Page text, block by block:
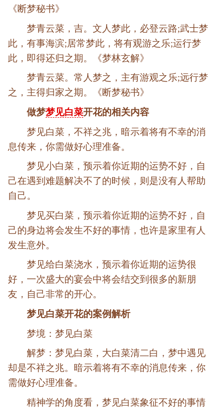
《断梦秘书》
梦青云菜，吉。文人梦此，必登云路;武士梦
此，有事海滨;居常梦此，将有观游之乐;运行梦
此，即得还归之期。《梦林玄解》
梦青云菜。常人梦之，主有游观之乐;远行梦
之，主得归家之期。《断梦秘书》
做梦梦见白菜开花的相关内容
梦见白菜，不祥之兆，暗示着将有不幸的消
息传来，你需做好心理准备。
梦见小白菜，预示着你近期的运势不好，自
己在遇到难题解决不了的时候，则是没有人帮助
自己。
梦见买白菜，预示着你近期的运势不好，自
己的身边将会发生不好的事情，也许是家里有人
发生意外。
梦见给白菜浇水，预示着你近期的运势很
好，一次盛大的宴会中将会结交到很多的新朋
友，自己非常的开心。
梦见白菜开花的案例解析
梦境：梦见白菜
解梦：梦见白菜，大白菜清二白，梦中遇见
却是不祥之兆。暗示着将有不幸的消息传来，你
需做好心理准备。
精神学的角度看，梦见白菜象征不好的事情